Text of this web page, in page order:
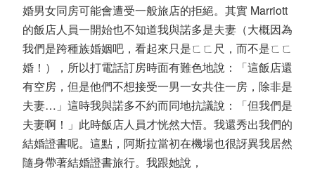
婚男女同房可能會遭受一般旅店的拒絕。其實 Marriott
的飯店人員一開始也不知道我與諾多是夫妻（大概因為
我們是跨種族婚姻吧，看起來只是ㄈㄈ尺，而不是ㄈㄈ
婚！），所以打電話訂房時面有難色地說：「這飯店還
有空房，但是他們不想接受一男一女共住一房，除非是
夫妻…」這時我與諾多不約而同地抗議說：「但我們是
夫妻啊！」此時飯店人員才恍然大悟。我還秀出我們的
結婚證書呢。這點，阿斯拉當初在機場也很訝異我居然
隨身帶著結婚證書旅行。我跟她說，